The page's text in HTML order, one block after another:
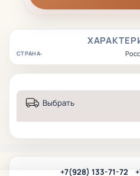
СТРАНА:
Выбрать
+7(928) 133-71-72